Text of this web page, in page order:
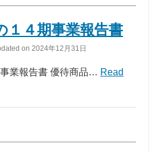
１４期事業報告書
on 2024年12月31日
業報告書 優待商品… Read